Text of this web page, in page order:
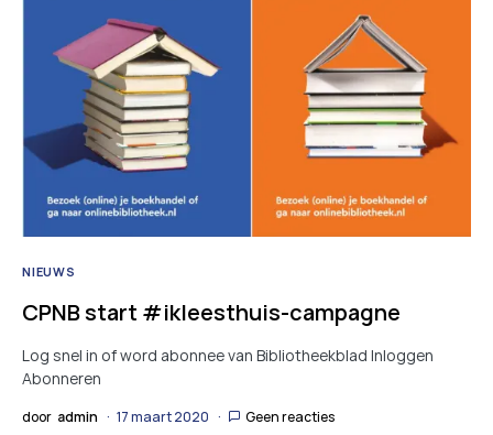
NIEUWS
CPNB start #ikleesthuis-campagne
Log snel in of word abonnee van Bibliotheekblad Inloggen
Abonneren
door admin 17 maart 2020 Geen reacties